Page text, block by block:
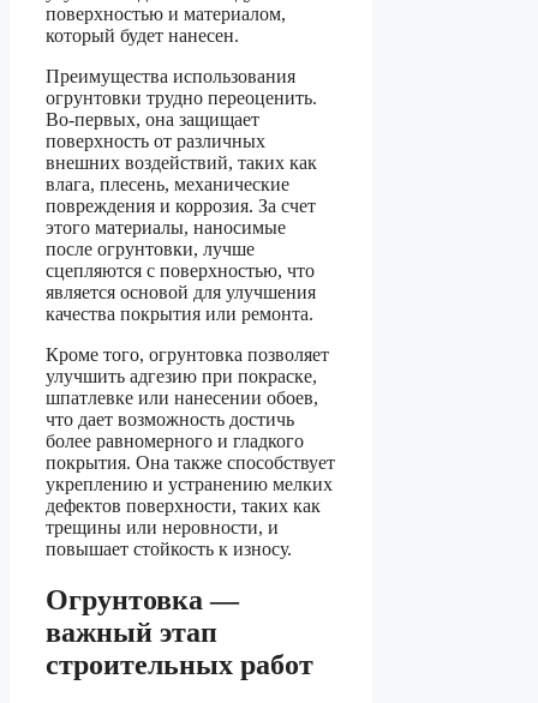
поверхностью и материалом,
который будет нанесен.
Преимущества использования
огрунтовки трудно переоценить.
Во-первых, она защищает
поверхность от различных
внешних воздействий, таких как
влага, плесень, механические
повреждения и коррозия. За счет
этого материалы, наносимые
после огрунтовки, лучше
сцепляются с поверхностью, что
является основой для улучшения
качества покрытия или ремонта.
Кроме того, огрунтовка позволяет
улучшить адгезию при покраске,
шпатлевке или нанесении обоев,
что дает возможность достичь
более равномерного и гладкого
покрытия. Она также способствует
укреплению и устранению мелких
дефектов поверхности, таких как
трещины или неровности, и
повышает стойкость к износу.
Огрунтовка —
важный этап
строительных работ